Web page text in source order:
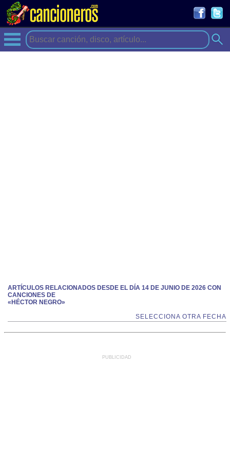
ARTÍCULOS RELACIONADOS DESDE EL DÍA 14 DE JUNIO DE 2026 CON
CANCIONES DE
«HÉCTOR NEGRO»
SELECCIONA OTRA FECHA
PUBLICIDAD